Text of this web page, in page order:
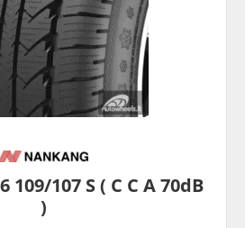
109/107 S ( C C A 70dB
)